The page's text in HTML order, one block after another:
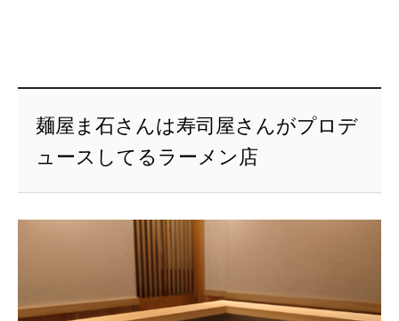
麺屋ま石さんは寿司屋さんがプロデ
ュースしてるラーメン店